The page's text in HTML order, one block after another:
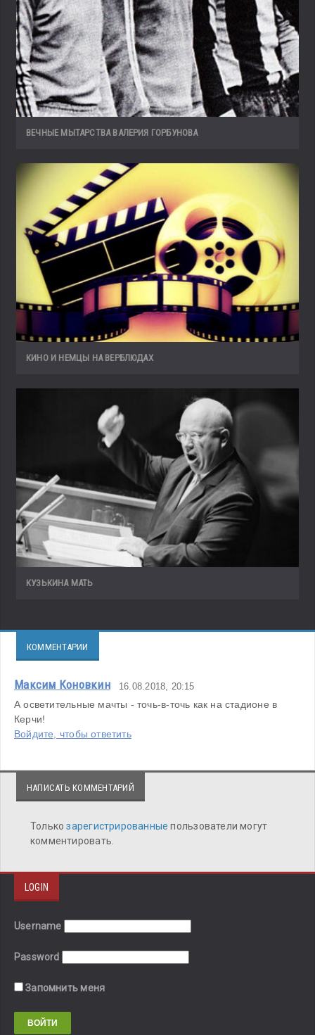
ВЕЧНЫЕ МЫТАРСТВА ВАЛЕРИЯ ГОРБУНОВА
КИНО И НЕМЦЫ НА ВЕРБЛЮДАХ
КУЗЬКИНА МАТЬ
КОММЕНТАРИИ
Максим Коновкин 16.08.2018, 20:15
А осветительные мачты - точь-в-точь как на стадионе в
Керчи!
Войдите, чтобы ответить
НАПИСАТЬ КОММЕНТАРИЙ
Толькозарегистрированныепользователи могут
комментировать.
LOGIN
Username
Password
Запомнить меня